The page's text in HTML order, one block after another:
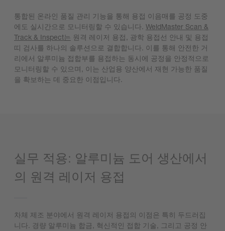
통합된 온라인 품질 관리 기능을 통해 용접 이음매를 공정 도중
에도 실시간으로 모니터링할 수 있습니다. WeldMaster Scan &
Track & Inspect는 원격 레이저 용접, 광학 용접선 안내 및 용접
띠 검사를 하나의 솔루션으로 결합합니다. 이를 통해 안전한 거
리에서 알루미늄 접합부를 용접하는 동시에 공정을 안정적으로
모니터링할 수 있으며, 이는 산업용 양산에서 재현 가능한 품질
을 확보하는 데 중요한 이점입니다.
실무 적용: 알루미늄 도어 생산에서
의 원격 레이저 용접
차체 제조 분야에서 원격 레이저 용접의 이점은 특히 두드러집
니다. 경량 알루미늄 합금, 혁신적인 접합 기술, 그리고 공정 안